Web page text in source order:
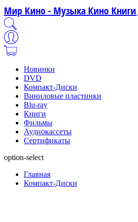
Мир Кино - Музыка Кино Книги
Новинки
DVD
Компакт-Диски
Виниловые пластинки
Blu-ray
Книги
Фильмы
Аудиокассеты
Сертификаты
option-select
Главная
Компакт-Диски